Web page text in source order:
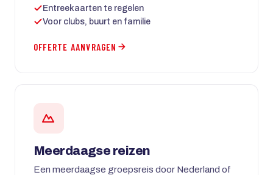
Entreekaarten te regelen
Voor clubs, buurt en familie
OFFERTE AANVRAGEN
Meerdaagse reizen
Een meerdaagse groepsreis door Nederland of